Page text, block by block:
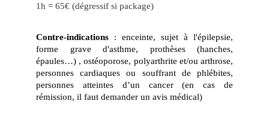
1h = 65€ (dégressif si package)
Contre-indications : enceinte, sujet à l'épilepsie,
forme grave d'asthme, prothèses (hanches,
épaules…) , ostéoporose, polyarthrite et/ou arthrose,
personnes cardiaques ou souffrant de phlébites,
personnes atteintes d’un cancer (en cas de
rémission, il faut demander un avis médical)